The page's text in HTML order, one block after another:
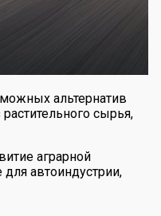
альтернатив
сырья,
аграрной
автоиндустрии,